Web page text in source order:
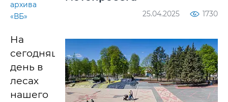
архива
«ВБ»
На
сегодняшний
день в
лесах
нашего
25.04.2025 1730